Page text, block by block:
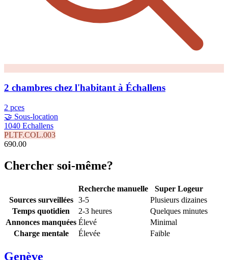
2 chambres chez l'habitant à Échallens
2 pces
🤝 Sous-location
1040 Echallens
PLTF.COL.003
690.00
Chercher soi-même?
Recherche manuelle
Super Logeur
Sources surveillées
3-5
Plusieurs dizaines
Temps quotidien
2-3 heures
Quelques minutes
Annonces manquées Élevé
Minimal
Charge mentale
Élevée Faible
Genève